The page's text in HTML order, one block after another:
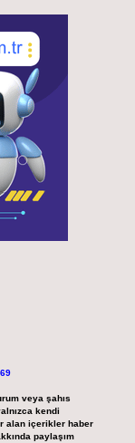
veya şahıs
kendi
alan içerikler haber
paylaşım